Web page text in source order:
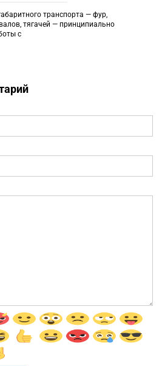
транспорта — фур,
тягачей — принципиально
с